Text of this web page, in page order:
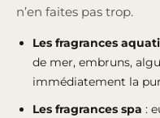
n’en faites pas trop.
Les fragrances
de mer, embruns,
immédiatement la
Les fragrances spa :